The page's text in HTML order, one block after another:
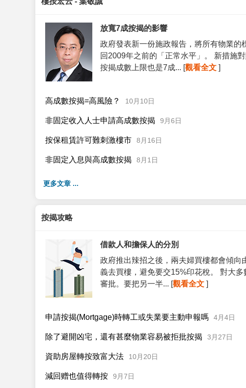
放寬7成按揭的影響
政府發表新一份施政報告，將所有物業
回2009年之前的「正常水平」。 新措施
按揭成數上限也是7成... [觀看全文 ]
高成數按揭=高風險？ 10月10日
非固定收入人士申請高成數按揭 9月6日
按保租賃許可難刺激樓市 8月16日
非固定入息與高成數按揭 8月1日
更多文章 ...
按揭攻略
借款人和擔保人的分別
政府推出辣招之後，兩夫婦買樓都會傾
義去買樓，避免要交15%印花稅。 對大
審批。要把另一半... [觀看全文 ]
申請按揭(Mortgage)時轉工或失業要主動申報嗎 4月4日
除了避開凶宅，還有甚麼物業容易被拒批按揭 3月27日
資助房屋轉按致富大法 10月20日
減回赠也值得轉按 9月7日